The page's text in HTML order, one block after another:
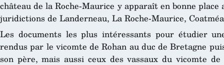
château de la Roche-Maurice y apparaît en bonne
juridictions de Landerneau, La Roche-Maurice,
Les documents les plus intéressants pour étudier
rendus par le vicomte de Rohan au duc de Bretagne
son père, mais aussi ceux des vassaux du vicomte